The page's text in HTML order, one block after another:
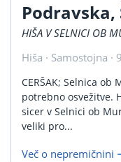
Podravska,
HIŠA V SELNICI OB
Hiša · Samostojna ·
CERŠAK; Selnica
potrebno osvežitve.
sicer v Selnici ob
veliki pro...
Več o nepremičnini